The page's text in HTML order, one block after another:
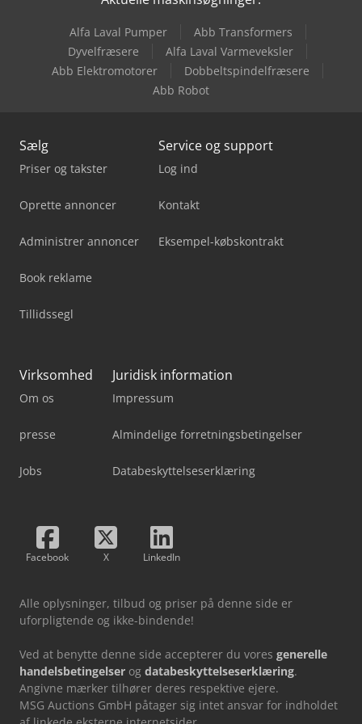
Metallkraft Msbm 1520-17 Pro S
Metallkraft Vmbs 1610
Weiler Commodor 180 Gsd
Alfa Laval Pumper
Abb Transformers
Dyvelfræsere
Alfa Laval Varmeveksler
Abb Elektromotorer
Dobbeltspindelfræsere
Abb Robot
Sælg
Priser og takster
Oprette annoncer
Administrer annoncer
Book reklame
Tillidssegl
Service og support
Log ind
Kontakt
Eksempel-købskontrakt
Virksomhed
Om os
presse
Jobs
Juridisk information
Impressum
Almindelige forretningsbetingelser
Databeskyttelseserklæring
Facebook X LinkedIn
Alle oplysninger, tilbud og priser på denne side er
uforpligtende og ikke-bindende!
Ved at benytte denne side accepterer du vores generelle
handelsbetingelser og databeskyttelseserklæring.
Angivne mærker tilhører deres respektive ejere.
MSG Auctions GmbH påtager sig intet ansvar for indholdet